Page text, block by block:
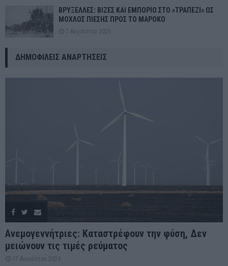
ΒΡΥΞΕΛΛΕΣ: ΒΙΖΕΣ ΚΑΙ ΕΜΠΟΡΙΟ ΣΤΟ «ΤΡΑΠΕΖΙ» ΩΣ
ΜΟΧΛΟΣ ΠΙΕΣΗΣ ΠΡΟΣ ΤΟ ΜΑΡΟΚΟ
7 Αυγούστου 2026
ΔΗΜΟΦΙΛΕΊΣ ΑΝΑΡΤΉΣΕΙΣ
Ανεμογεννήτριες: Καταστρέφουν την φύση, Δεν
μειώνουν τις τιμές ρεύματος
17 Αυγούστου 2024